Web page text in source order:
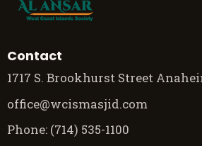
Contact
1717 S. Brookhurst Street
office@wcismasjid.com
Phone: (714) 535-1100